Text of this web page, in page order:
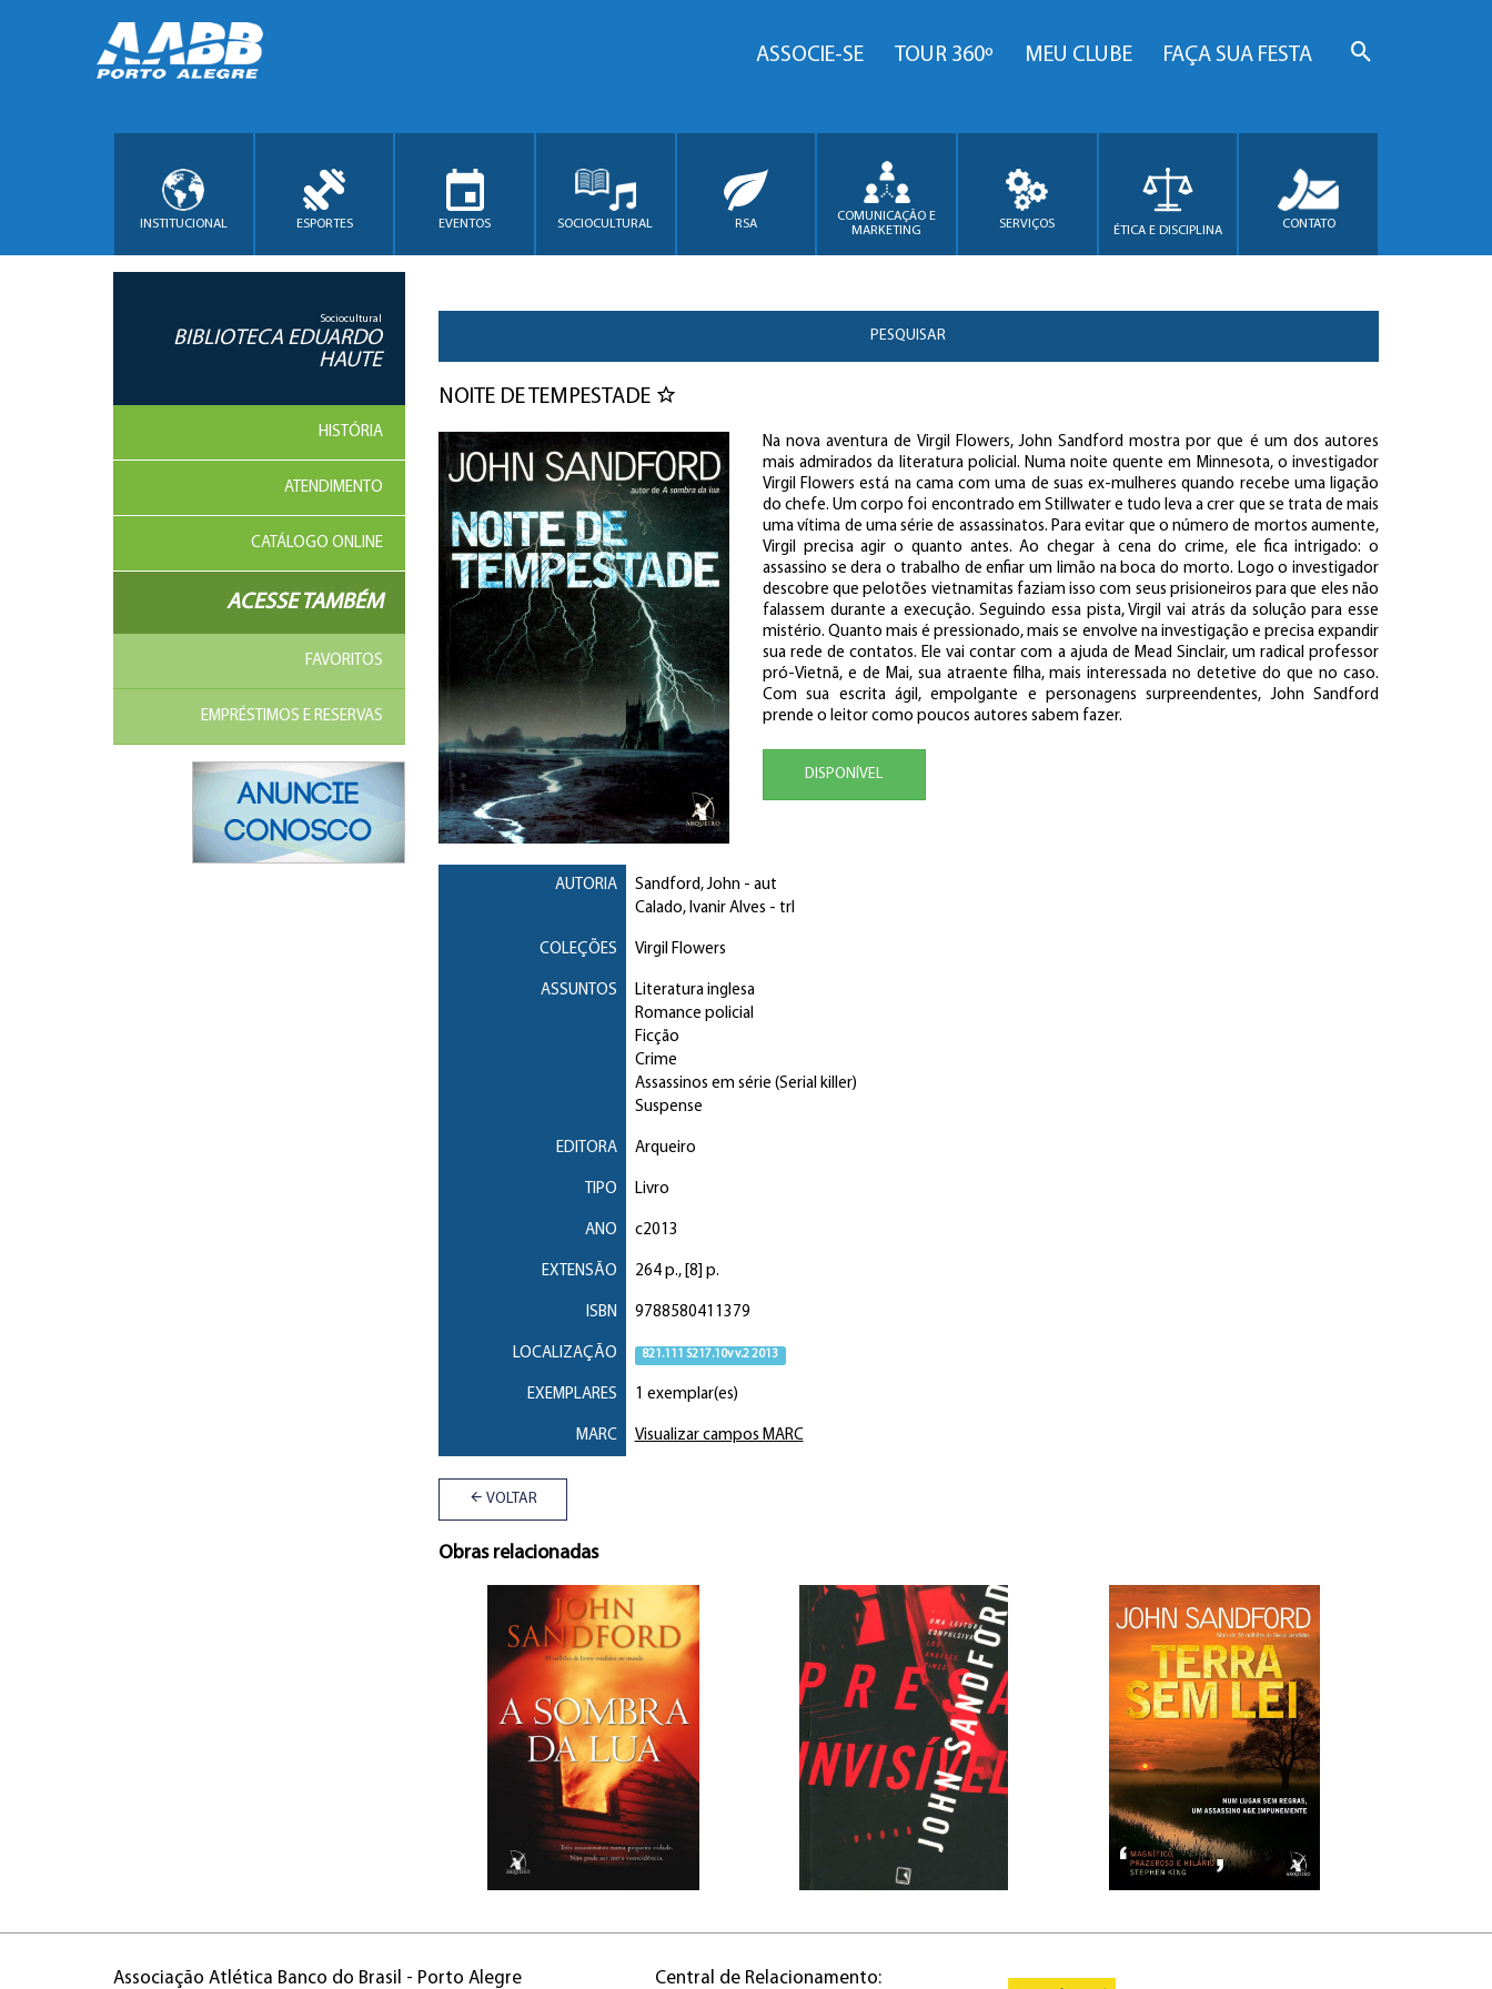
ASSOCIE-SE TOUR 360º MEU CLUBE FAÇA SUA FESTA
INSTITUCIONAL ESPORTES EVENTOS SOCIOCULTURAL RSA
COMUNICAÇÃO E
MARKETING
SERVIÇOS ÉTICA E DISCIPLINA CONTATO
Sociocultural
BIBLIOTECA EDUARDO
HAUTE
HISTÓRIA
ATENDIMENTO
CATÁLOGO ONLINE
ACESSE TAMBÉM
FAVORITOS
EMPRÉSTIMOS E RESERVAS
PESQUISAR
NOITE DE TEMPESTADE
Na nova aventura de Virgil Flowers, John Sandford mostra por que é um dos autores
mais admirados da literatura policial. Numa noite quente em Minnesota, o investigador
Virgil Flowers está na cama com uma de suas ex-mulheres quando recebe uma ligação
do chefe. Um corpo foi encontrado em Stillwater e tudo leva a crer que se trata de mais
uma vítima de uma série de assassinatos. Para evitar que o número de mortos aumente,
Virgil precisa agir o quanto antes. Ao chegar à cena do crime, ele fica intrigado: o
assassino se dera o trabalho de enfiar um limão na boca do morto. Logo o investigador
descobre que pelotões vietnamitas faziam isso com seus prisioneiros para que eles não
falassem durante a execução. Seguindo essa pista, Virgil vai atrás da solução para esse
mistério. Quanto mais é pressionado, mais se envolve na investigação e precisa expandir
sua rede de contatos. Ele vai contar com a ajuda de Mead Sinclair, um radical professor
pró-Vietnã, e de Mai, sua atraente filha, mais interessada no detetive do que no caso.
Com sua escrita ágil, empolgante e personagens surpreendentes, John Sandford
prende o leitor como poucos autores sabem fazer.
DISPONÍVEL
AUTORIA Sandford, John - aut
Calado, Ivanir Alves - trl
COLEÇÕES Virgil Flowers
ASSUNTOS
Literatura inglesa
Romance policial
Ficção
Crime
Assassinos em série (Serial killer)
Suspense
EDITORA Arqueiro
TIPO Livro
ANO c2013
EXTENSÃO 264 p., [8] p.
ISBN 9788580411379
LOCALIZAÇÃO 821.111 S217.10v v.2 2013
EXEMPLARES 1 exemplar(es)
MARC Visualizar campos MARC
VOLTAR
Obras relacionadas
Associação Atlética Banco do Brasil - Porto Alegre Central de Relacionamento: